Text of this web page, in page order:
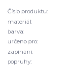
Číslo produktu:
materiál:
barva:
určeno pro:
zapínání:
popruhy: